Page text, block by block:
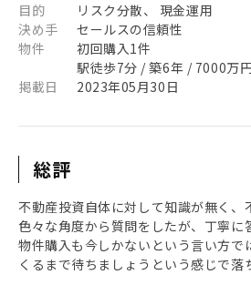
目的
リスク分散、 現金運用
決め手
セールスの信頼性
物件
初回購入1件
駅徒歩7分 / 築6年 / 7000万
掲載日
2023年05月30日
総評
不動産投資自体に対して知識が無く、
色々な角度から質問をしたが、丁寧に
物件購入も今しかないという言い方で
くるまで待ちましょうという感じで落